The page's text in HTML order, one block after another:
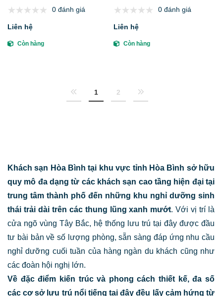
nơi đáng để trải nghiệm nhất
0 đánh giá
Liên hệ
Còn hàng
0 đánh giá
Liên hệ
Còn hàng
1 2
Khách sạn Hòa Bình tại khu vực tỉnh Hòa Bình sở hữu
quy mô đa dạng từ các khách sạn cao tầng hiện đại tại
trung tâm thành phố đến những khu nghỉ dưỡng sinh
thái trải dài trên các thung lũng xanh mướt. Với vị trí là
cửa ngõ vùng Tây Bắc, hệ thống lưu trú tại đây được đầu
tư bài bản về số lượng phòng, sẵn sàng đáp ứng nhu cầu
nghỉ dưỡng cuối tuần của hàng ngàn du khách cũng như
các đoàn hội nghị lớn.
Về đặc điểm kiến trúc và phong cách thiết kế, đa số
các cơ sở lưu trú nổi tiếng tại đây đều lấy cảm hứng từ